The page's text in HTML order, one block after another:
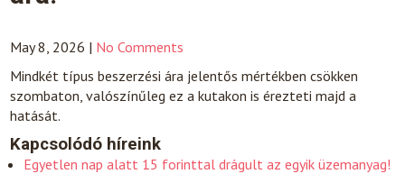
May 8, 2026 | No Comments
Mindkét típus beszerzési ára jelentős mértékben csökken
szombaton, valószínűleg ez a kutakon is érezteti majd a
hatását.
Kapcsolódó híreink
Egyetlen nap alatt 15 forinttal drágult az egyik üzemanyag!